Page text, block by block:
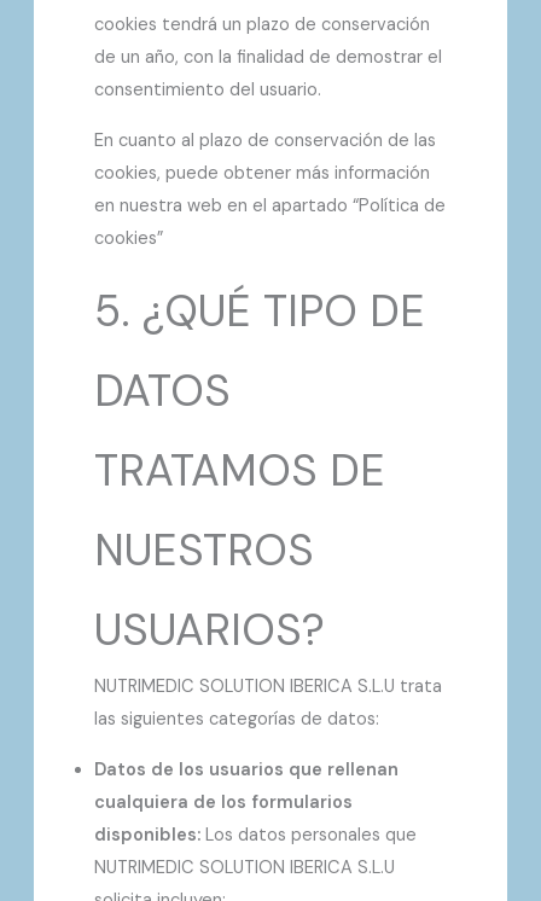
cookies tendrá un plazo de conservación
de un año, con la finalidad de demostrar el
consentimiento del usuario.
En cuanto al plazo de conservación de las
cookies, puede obtener más información
en nuestra web en el apartado “Política de
cookies”
5. ¿QUÉ TIPO DE
DATOS
TRATAMOS DE
NUESTROS
USUARIOS?
NUTRIMEDIC SOLUTION IBERICA S.L.U trata
las siguientes categorías de datos:
Datos de los usuarios que rellenan
cualquiera de los formularios
disponibles: Los datos personales que
NUTRIMEDIC SOLUTION IBERICA S.L.U